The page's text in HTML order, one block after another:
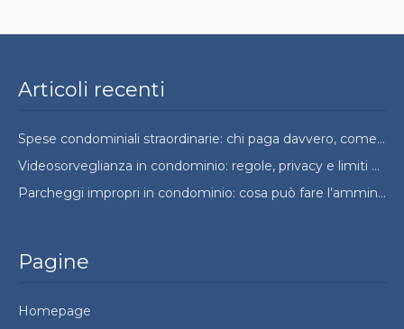
Pagine
Homepage
Articoli recenti
Spese condominiali straordinarie: chi paga davvero, come si ripartono e quando si possono contestare
Videosorveglianza in condominio: regole, privacy e limiti da conoscere
Parcheggi impropri in condominio: cosa può fare l’amministratore e cosa no